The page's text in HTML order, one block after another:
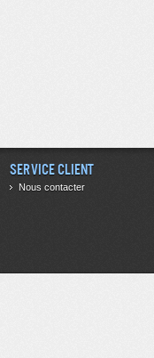
Service client
Nous contacter